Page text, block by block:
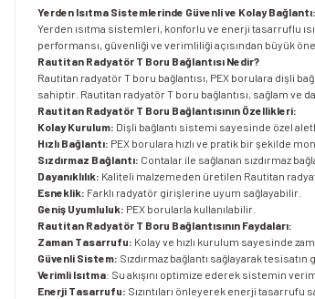
Yerden Isıtma Sistemlerinde Güvenli ve Kolay
Yerden ısıtma sistemleri, konforlu ve enerji tasarruflu
performansı, güvenliği ve verimliliği açısından büyük
Rautitan Radyatör T Boru Bağlantısı Nedir?
Rautitan radyatör T boru bağlantısı, PEX borulara dişli
sahiptir. Rautitan radyatör T boru bağlantısı, sağlam ve
Rautitan Radyatör T Boru Bağlantısının Özellikleri:
Kolay Kurulum: Dişli bağlantı sistemi sayesinde özel
Hızlı Bağlantı: PEX borulara hızlı ve pratik bir şekilde
Sızdırmaz Bağlantı: Contalar ile sağlanan sızdırmaz
Dayanıklılık: Kaliteli malzemeden üretilen Rautitan
Esneklik: Farklı radyatör girişlerine uyum sağlayabilir.
Geniş Uyumluluk: PEX borularla kullanılabilir.
Rautitan Radyatör T Boru Bağlantısının Faydaları:
Zaman Tasarrufu: Kolay ve hızlı kurulum sayesinde
Güvenli Sistem: Sızdırmaz bağlantı sağlayarak tesisatın
Verimli Isıtma: Su akışını optimize ederek sistemin
Enerji Tasarrufu: Sızıntıları önleyerek enerji tasarrufu